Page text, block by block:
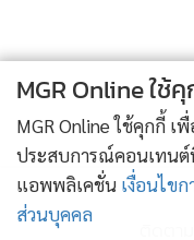
"เรารู้สึกตื่นเต้นที่จะขย
ล้ำของเราเพื่อดันแรงผ
พัฒนาของเรา”
ในภาพรวม อินเทลเชื่อ
ชีวิตของผู้คนในหลายๆ ด้
MGR Online ใช้
MGR Online ใช้คุกกี้
ประสบการณ์คอนเทน
แอพพลิเคชั่น เงื่อนไขก
ส่วนบุคคล